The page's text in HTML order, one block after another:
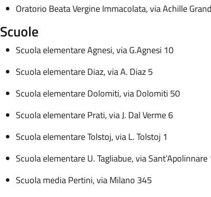
Oratorio Beata Vergine Immacolata, via Achille
Scuole
Scuola elementare Agnesi, via G.Agnesi 10
Scuola elementare Diaz, via A. Diaz 5
Scuola elementare Dolomiti, via Dolomiti 50
Scuola elementare Prati, via J. Dal Verme 6
Scuola elementare Tolstoj, via L. Tolstoj 1
Scuola elementare U. Tagliabue, via Sant’Apolinnare
Scuola media Pertini, via Milano 345